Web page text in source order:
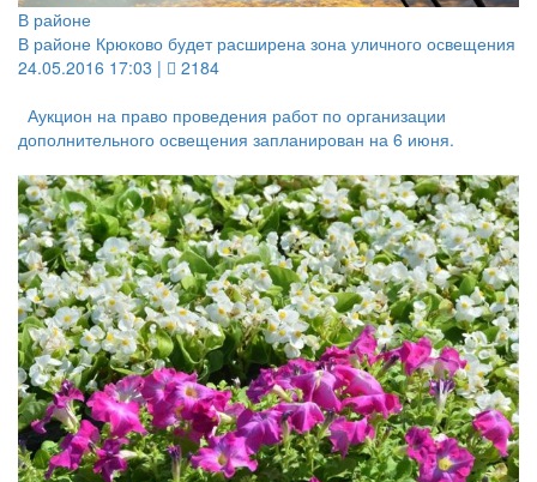
В районе
В районе Крюково будет расширена зона уличного освещения
24.05.2016 17:03 |
2184
Аукцион на право проведения работ по организации
дополнительного освещения запланирован на 6 июня.